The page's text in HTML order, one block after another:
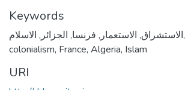
Keywords
الاستشراق, الاستعمار , فرنسا, الجزائر , الاسلام ,
colonialism, France, Algeria, Islam
URI